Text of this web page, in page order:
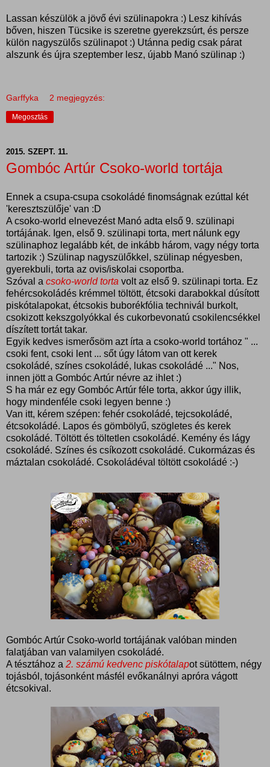
Lassan készülök a jövő évi szülinapokra :) Lesz kihívás
bőven, hiszen Tücsike is szeretne gyerekzsúrt, és persze
külön nagyszülős szülinapot :) Utánna pedig csak párat
alszunk és újra szeptember lesz, újabb Manó szülinap :)
Garffyka 2 megjegyzés:
Megosztás
2015. SZEPT. 11.
Gombóc Artúr Csoko-world tortája
Ennek a csupa-csupa csokoládé finomságnak ezúttal két
'keresztszülője' van :D
A csoko-world elnevezést Manó adta első 9. szülinapi
tortájának. Igen, első 9. szülinapi torta, mert nálunk egy
szülinaphoz legalább két, de inkább három, vagy négy torta
tartozik :) Szülinap nagyszülőkkel, szülinap négyesben,
gyerekbuli, torta az ovis/iskolai csoportba.
Szóval a csoko-world torta volt az első 9. szülinapi torta. Ez
fehércsokoládés krémmel töltött, étcsoki darabokkal dúsított
piskótalapokat, étcsokis buborékfólia technivál burkolt,
csokizott kekszgolyókkal és cukorbevonatú csokilencsékkel
díszített tortát takar.
Egyik kedves ismerősöm azt írta a csoko-world tortához " ...
csoki fent, csoki lent ... sőt úgy látom van ott kerek
csokoládé, színes csokoládé, lukas csokoládé ..." Nos,
innen jött a Gombóc Artúr névre az ihlet :)
S ha már ez egy Gombóc Artúr féle torta, akkor úgy illik,
hogy mindenféle csoki legyen benne :)
Van itt, kérem szépen: fehér csokoládé, tejcsokoládé,
étcsokoládé. Lapos és gömbölyű, szögletes és kerek
csokoládé. Töltött és töltetlen csokoládé. Kemény és lágy
csokoládé. Színes és csíkozott csokoládé. Cukormázas és
máztalan csokoládé. Csokoládéval töltött csokoládé :-)
Gombóc Artúr Csoko-world tortájának valóban minden
falatjában van valamilyen csokoládé.
A tésztához a 2. számú kedvenc piskótalapot sütöttem, négy
tojásból, tojásonként másfél evőkanálnyi apróra vágott
étcsokival.